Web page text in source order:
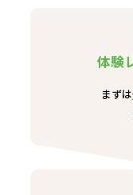
体験
まずは